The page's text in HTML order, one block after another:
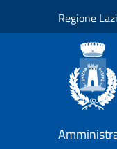
Regione